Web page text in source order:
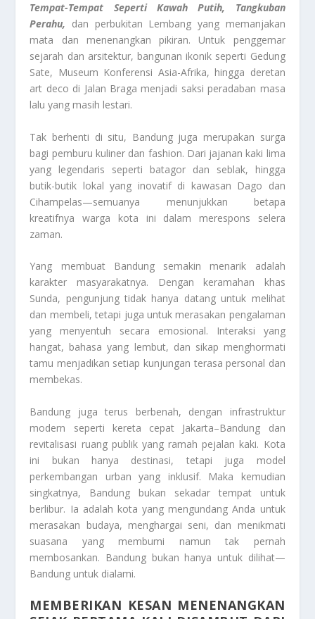
Tempat-Tempat Seperti Kawah Putih, Tangkuban
Perahu, dan perbukitan Lembang yang memanjakan
mata dan menenangkan pikiran. Untuk penggemar
sejarah dan arsitektur, bangunan ikonik seperti Gedung
Sate, Museum Konferensi Asia-Afrika, hingga deretan
art deco di Jalan Braga menjadi saksi peradaban masa
lalu yang masih lestari.
Tak berhenti di situ, Bandung juga merupakan surga
bagi pemburu kuliner dan fashion. Dari jajanan kaki lima
yang legendaris seperti batagor dan seblak, hingga
butik-butik lokal yang inovatif di kawasan Dago dan
Cihampelas—semuanya menunjukkan betapa
kreatifnya warga kota ini dalam merespons selera
zaman.
Yang membuat Bandung semakin menarik adalah
karakter masyarakatnya. Dengan keramahan khas
Sunda, pengunjung tidak hanya datang untuk melihat
dan membeli, tetapi juga untuk merasakan pengalaman
yang menyentuh secara emosional. Interaksi yang
hangat, bahasa yang lembut, dan sikap menghormati
tamu menjadikan setiap kunjungan terasa personal dan
membekas.
Bandung juga terus berbenah, dengan infrastruktur
modern seperti kereta cepat Jakarta–Bandung dan
revitalisasi ruang publik yang ramah pejalan kaki. Kota
ini bukan hanya destinasi, tetapi juga model
perkembangan urban yang inklusif. Maka kemudian
singkatnya, Bandung bukan sekadar tempat untuk
berlibur. Ia adalah kota yang mengundang Anda untuk
merasakan budaya, menghargai seni, dan menikmati
suasana yang membumi namun tak pernah
membosankan. Bandung bukan hanya untuk dilihat—
Bandung untuk dialami.
MEMBERIKAN KESAN MENENANGKAN